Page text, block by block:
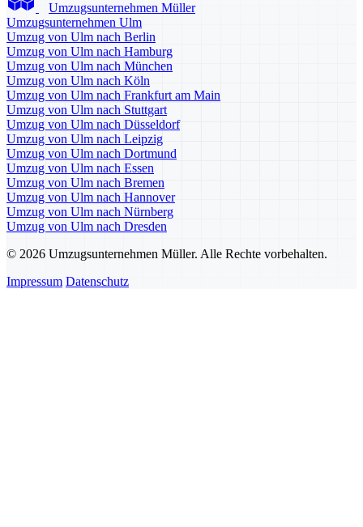
Umzugsunternehmen Müller
Umzugsunternehmen Ulm
Umzug von Ulm nach Berlin
Umzug von Ulm nach Hamburg
Umzug von Ulm nach München
Umzug von Ulm nach Köln
Umzug von Ulm nach Frankfurt am Main
Umzug von Ulm nach Stuttgart
Umzug von Ulm nach Düsseldorf
Umzug von Ulm nach Leipzig
Umzug von Ulm nach Dortmund
Umzug von Ulm nach Essen
Umzug von Ulm nach Bremen
Umzug von Ulm nach Hannover
Umzug von Ulm nach Nürnberg
Umzug von Ulm nach Dresden
© 2026 Umzugsunternehmen Müller. Alle Rechte vorbehalten.
Impressum Datenschutz